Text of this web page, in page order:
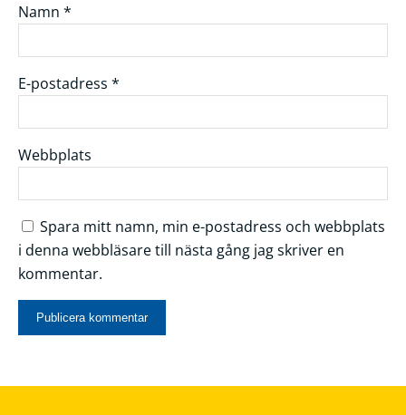
Namn *
E-postadress *
Webbplats
Spara mitt namn, min e-postadress och webbplats
i denna webbläsare till nästa gång jag skriver en
kommentar.